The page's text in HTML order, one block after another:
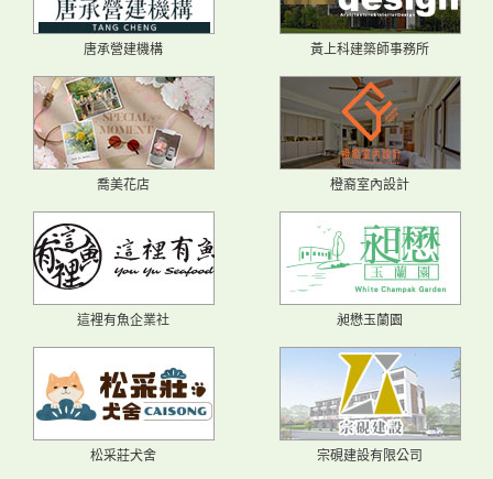
唐承營建機構 黃上科建築師事務所
喬美花店 橙裔室內設計
這裡有魚企業社 昶懋玉蘭園
松采莊犬舍 宗硯建設有限公司